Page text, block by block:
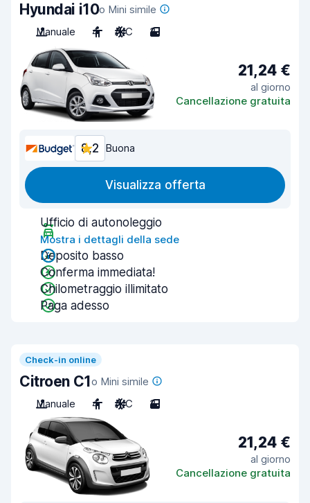
Hyundai i10o Mini simile
Manuale
4 A/C 3
21,24 €
al giorno
Cancellazione gratuita
8,2 Buona
Visualizza offerta
Ufficio di autonoleggio
Mostra i dettagli della sede
Deposito basso
Conferma immediata!
Chilometraggio illimitato
Paga adesso
Check-in online
Citroen C1o Mini simile
Manuale
4 A/C 3
21,24 €
al giorno
Cancellazione gratuita